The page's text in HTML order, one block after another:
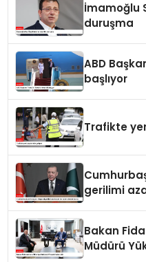
İmamoğlu
duruşma
ABD
başlıyor
Trafikte
gerilimi
Bakan
Müdürü